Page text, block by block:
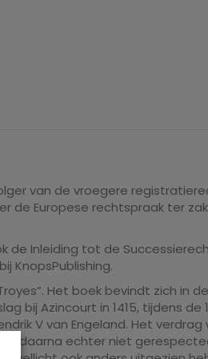
van de vroegere
de Europese rechtspraak ter
de Inleiding tot de
KnopsPublishing.
Het boek bevindt zich in
bij Azincourt in 1415, tijdens de
V van Engeland. Het verdrag
daarna echter niet